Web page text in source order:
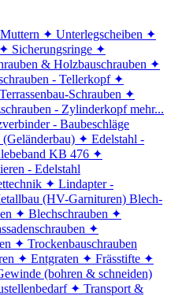
✦ Unterlegscheiben ✦
✦ Sicherungsringe ✦
& Holzbauschrauben ✦
- Tellerkopf ✦
Schrauben ✦
- Zylinderkopf mehr...
- Baubeschläge
✦ Edelstahl -
KB 476 ✦
- Edelstahl
✦ Lindapter -
(HV-Garnituren) Blech-
✦ Blechschrauben ✦
✦
✦ Trockenbauschrauben
✦ Entgraten ✦ Frässtifte ✦
(bohren & schneiden)
✦ Transport &